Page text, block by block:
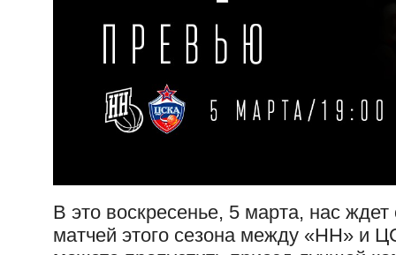
В это воскресенье, 5 марта, нас
матчей этого сезона между «НН» и